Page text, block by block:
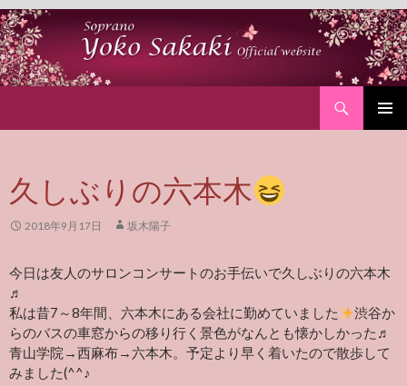
久しぶりの六本木
2018年9月17日 坂木陽子
今日は友人のサロンコンサートのお手伝いで久しぶりの六本木
♬
私は昔7～8年間、六本木にある会社に勤めていました
渋谷か
らのバスの車窓からの移り行く景色がなんとも懐かしかった♬
青山学院→西麻布→六本木。予定より早く着いたので散歩して
みました(^^♪